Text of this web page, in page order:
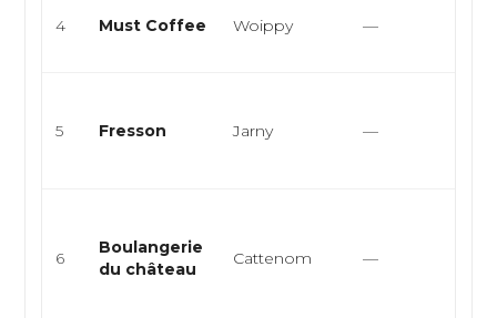
4 Must Coffee Woippy —
5 Fresson Jarny —
6
Boulangerie
du château
Cattenom —